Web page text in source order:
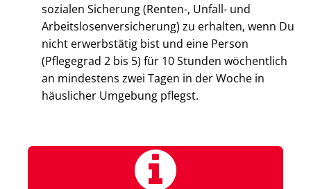
sozialen Sicherung (Renten-, Unfall- und
Arbeitslosenversicherung) zu erhalten, wenn Du
nicht erwerbstätig bist und eine Person
(Pflegegrad 2 bis 5) für 10 Stunden wöchentlich
an mindestens zwei Tagen in der Woche in
häuslicher Umgebung pflegst.